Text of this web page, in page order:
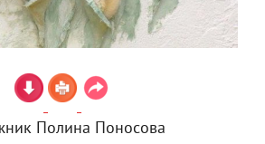
Полина Поносова